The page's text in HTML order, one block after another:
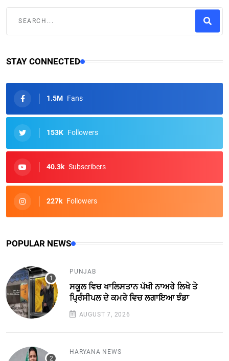
STAY CONNECTED
1.5M Fans
153K Followers
40.3k Subscribers
227k Followers
POPULAR NEWS
PUNJAB
ਸਕੂਲ ਵਿਚ ਖਾਲਿਸਤਾਨ ਪੱਖੀ ਨਾਅਰੇ ਲਿਖੇ ਤੇ
ਪ੍ਰਿੰਸੀਪਲ ਦੇ ਕਮਰੇ ਵਿਚ ਲਗਾਇਆ ਝੰਡਾ
AUGUST 7, 2026
HARYANA NEWS